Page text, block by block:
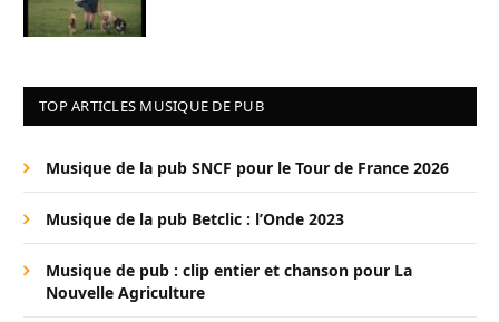
TOP ARTICLES MUSIQUE DE PUB
Musique de la pub SNCF pour le Tour de France 2026
Musique de la pub Betclic : l’Onde 2023
Musique de pub : clip entier et chanson pour La
Nouvelle Agriculture